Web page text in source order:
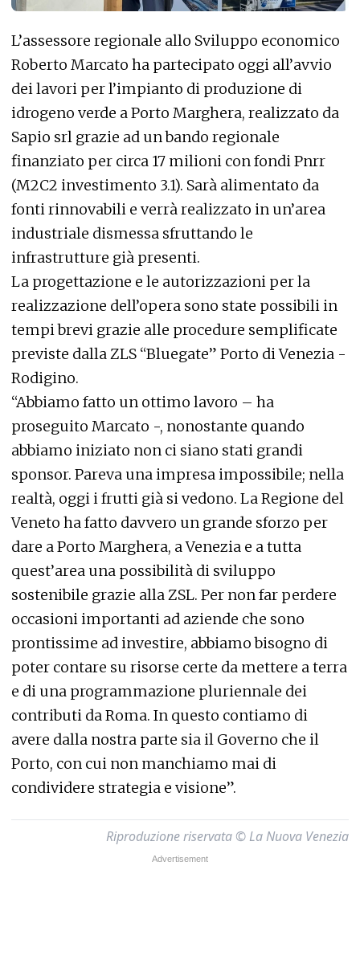
L’assessore regionale allo Sviluppo economico
Roberto Marcato ha partecipato oggi all’avvio
dei lavori per l’impianto di produzione di
idrogeno verde a Porto Marghera, realizzato da
Sapio srl grazie ad un bando regionale
finanziato per circa 17 milioni con fondi Pnrr
(M2C2 investimento 3.1). Sarà alimentato da
fonti rinnovabili e verrà realizzato in un’area
industriale dismessa sfruttando le
infrastrutture già presenti.
La progettazione e le autorizzazioni per la
realizzazione dell’opera sono state possibili in
tempi brevi grazie alle procedure semplificate
previste dalla ZLS “Bluegate” Porto di Venezia -
Rodigino.
“Abbiamo fatto un ottimo lavoro – ha
proseguito Marcato -, nonostante quando
abbiamo iniziato non ci siano stati grandi
sponsor. Pareva una impresa impossibile; nella
realtà, oggi i frutti già si vedono. La Regione del
Veneto ha fatto davvero un grande sforzo per
dare a Porto Marghera, a Venezia e a tutta
quest’area una possibilità di sviluppo
sostenibile grazie alla ZSL. Per non far perdere
occasioni importanti ad aziende che sono
prontissime ad investire, abbiamo bisogno di
poter contare su risorse certe da mettere a terra
e di una programmazione pluriennale dei
contributi da Roma. In questo contiamo di
avere dalla nostra parte sia il Governo che il
Porto, con cui non manchiamo mai di
condividere strategia e visione”.
Riproduzione riservata © La Nuova Venezia